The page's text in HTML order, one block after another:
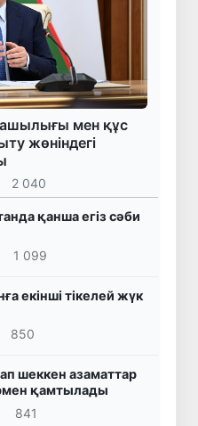
мен құс
жөніндегі
2 040
қанша егіз сәби
1 099
екінші тікелей жүк
850
шеккен азаматтар
қамтылады
841